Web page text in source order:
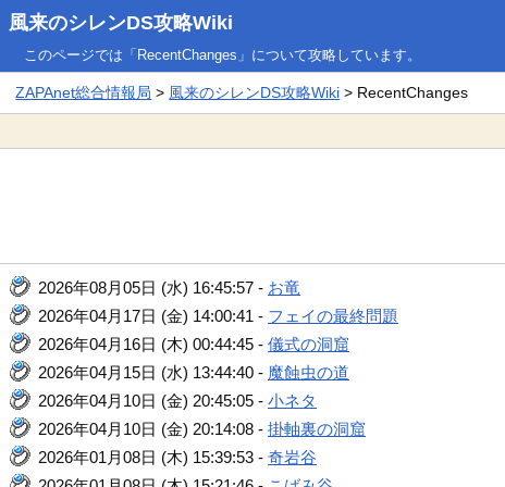
風来のシレンDS攻略Wiki
このページでは「RecentChanges」について攻略しています。
ZAPAnet総合情報局 > 風来のシレンDS攻略Wiki > RecentChanges
2026年08月05日 (水) 16:45:57 - お竜
2026年04月17日 (金) 14:00:41 - フェイの最終問題
2026年04月16日 (木) 00:44:45 -儀式の洞窟
2026年04月15日 (水) 13:44:40 - 魔蝕虫の道
2026年04月10日 (金) 20:45:05 -小ネタ
2026年04月10日 (金) 20:14:08 -掛軸裏の洞窟
2026年01月08日 (木) 15:39:53 -奇岩谷